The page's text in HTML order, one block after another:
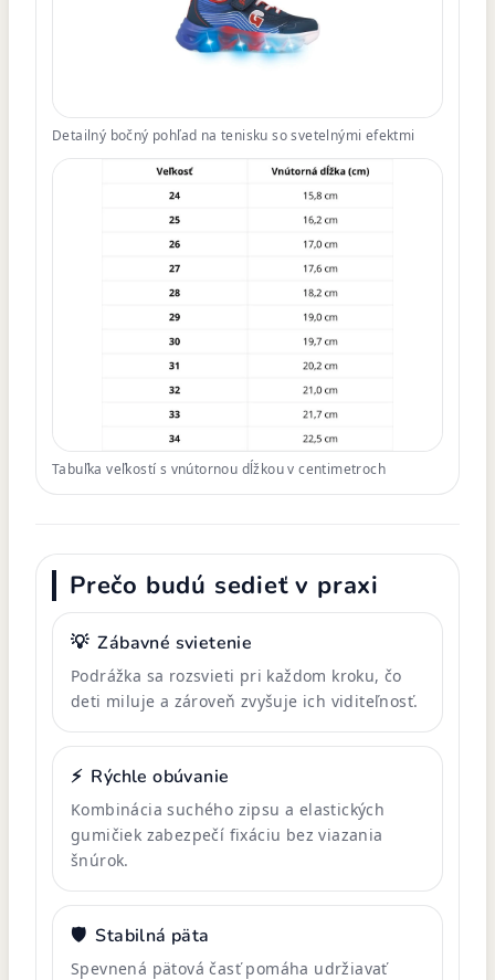
Detailný bočný pohľad na tenisku so svetelnými efektmi
Tabuľka veľkostí s vnútornou dĺžkou v centimetroch
Prečo budú sedieť v praxi
💡 Zábavné svietenie
Podrážka sa rozsvieti pri každom kroku, čo
deti miluje a zároveň zvyšuje ich viditeľnosť.
⚡ Rýchle obúvanie
Kombinácia suchého zipsu a elastických
gumičiek zabezpečí fixáciu bez viazania
šnúrok.
🛡️ Stabilná päta
Spevnená pätová časť pomáha udržiavať